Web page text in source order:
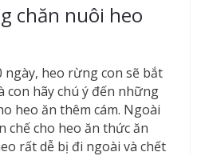
chăn nuôi heo
ngày, heo rừng con sẽ bắt
con hãy chú ý đến những
heo ăn thêm cám. Ngoài
chế cho heo ăn thức ăn
rất dễ bị đi ngoài và chết